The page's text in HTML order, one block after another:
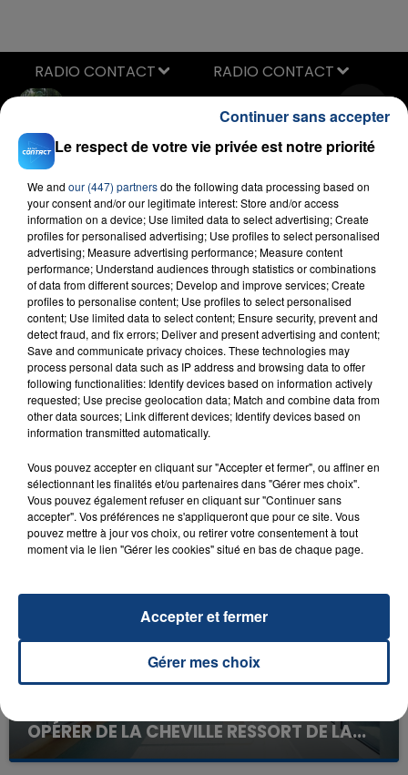
ANGELE
RADIO CONTACT
FIL D'ACTU
23 juillet 2026
INCENDIE MORTEL À LENS : UNE FEMME ET
SON BÉBÉ ENTRE LA VIE ET LA...
Un homme s'est immolé par le feu après avoir
aspergé sa compagne et leur bébé de trois mois
OPÉRER DE LA CHEVILLE RESSORT DE LA...
La famille a porté plainte contre la clinique qui a
Le respect de votre vie privée est notre priorité
We and our (447) partnersdo the following data processing based on
your consent and/or our legitimate interest: Store and/or access
information on a device; Use limited data to select advertising; Create
profiles for personalised advertising; Use profiles to select personalised
advertising; Measure advertising performance; Measure content
performance; Understand audiences through statistics or combinations
of data from different sources; Develop and improve services; Create
profiles to personalise content; Use profiles to select personalised
content; Use limited data to select content; Ensure security, prevent and
detect fraud, and fix errors; Deliver and present advertising and content;
Save and communicate privacy choices. These technologies may
process personal data such as IP address and browsing data to offer
following functionalities: Identify devices based on information actively
requested; Use precise geolocation data; Match and combine data from
other data sources; Link different devices; Identify devices based on
information transmitted automatically.
Vous pouvez accepter en cliquant sur "Accepter et fermer", ou affiner en
sélectionnant les finalités et/ou partenaires dans "Gérer mes choix".
Vous pouvez également refuser en cliquant sur "Continuer sans
accepter". Vos préférences ne s'appliqueront que pour ce site. Vous
pouvez mettre à jour vos choix, ou retirer votre consentement à tout
moment via le lien "Gérer les cookies" situé en bas de chaque page.
Gérer mes choix
Accepter et fermer
Continuer sans accepter